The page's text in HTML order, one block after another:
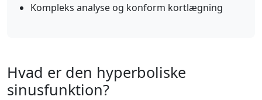
Kompleks analyse og konform kortlægning
Hvad er den hyperboliske
sinusfunktion?